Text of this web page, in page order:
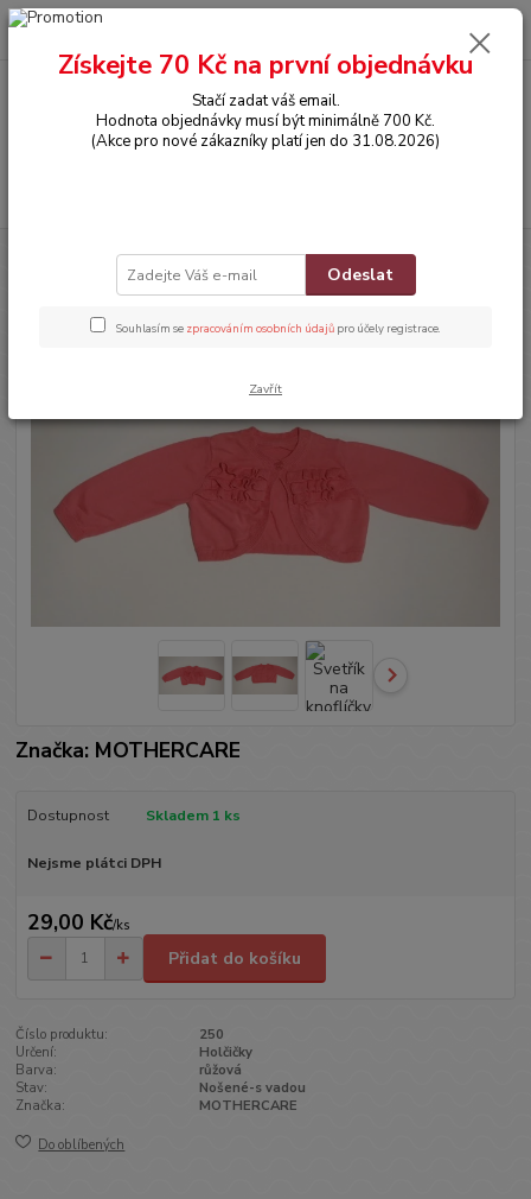
0,00 Kč
OBLEČENÍ Svetřík na knoflíčky
Svetřík na knoflíčky
Značka: MOTHERCARE
Dostupnost Skladem 1 ks
Nejsme plátci DPH
29,00 Kč/ks
Přidat do košíku
Číslo produktu:
250
Určení:
Holčičky
Barva:
růžová
Stav:
Nošené-s vadou
Značka:
MOTHERCARE
Do oblíbených
Získejte 70 Kč na první objednávku
Stačí zadat váš email.
Hodnota objednávky musí být minimálně 700 Kč.
(Akce pro nové zákazníky platí jen do 31.08.2026)
Odeslat
Souhlasím se zpracováním osobních údajů pro účely registrace.
Zavřít